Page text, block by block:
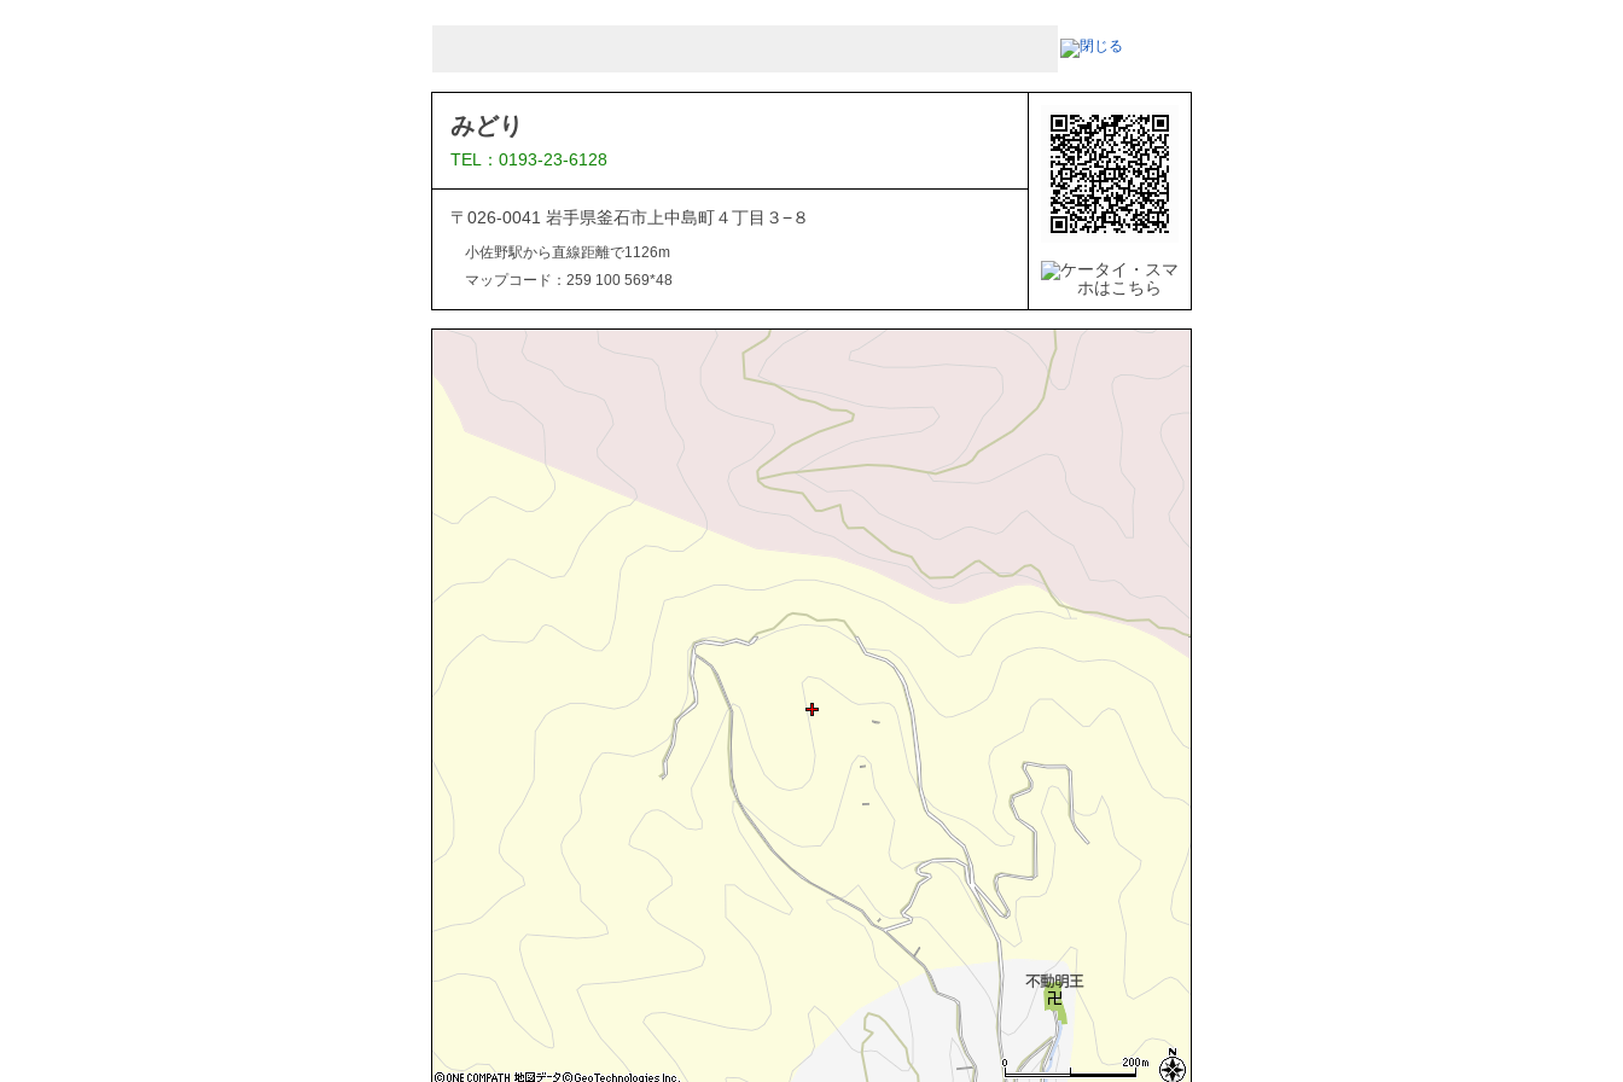
みどり
TEL：0193-23-6128
〒026-0041 岩手県釜石市上中島町４丁目３−８
小佐野駅から直線距離で1126m
マップコード：259 100 569*48